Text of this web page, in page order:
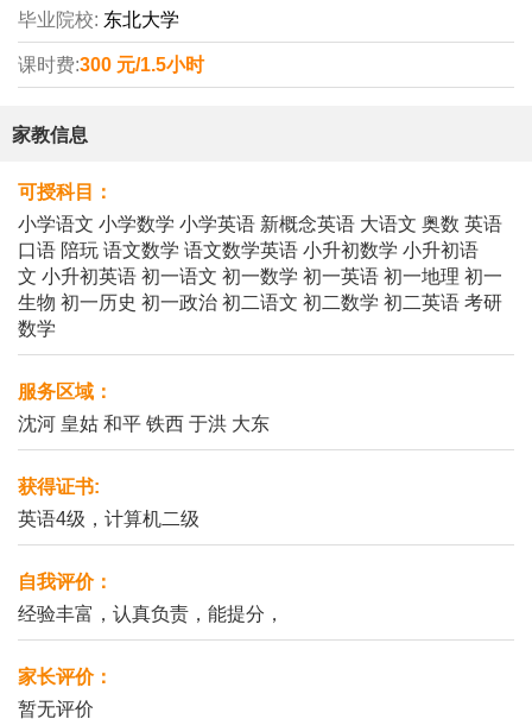
毕业院校: 东北大学
课时费:300 元/1.5小时
家教信息
可授科目：
小学语文 小学数学 小学英语 新概念英语 大语文 奥数 英语
口语 陪玩 语文数学 语文数学英语 小升初数学 小升初语
文 小升初英语 初一语文 初一数学 初一英语 初一地理 初一
生物 初一历史 初一政治 初二语文 初二数学 初二英语 考研
数学
服务区域：
沈河 皇姑 和平 铁西 于洪 大东
获得证书:
英语4级，计算机二级
自我评价：
经验丰富，认真负责，能提分，
家长评价：
暂无评价